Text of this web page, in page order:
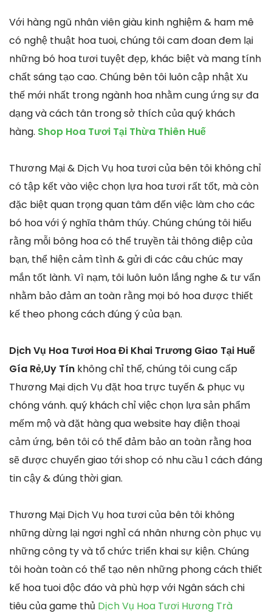
Với hàng ngũ nhân viên giàu kinh nghiệm & ham mê
có nghệ thuật hoa tuoi, chúng tôi cam đoan đem lại
những bó hoa tươi tuyệt đẹp, khác biệt và mang tính
chất sáng tạo cao. Chúng bên tôi luôn cập nhật Xu
thế mới nhất trong ngành hoa nhằm cung ứng sự đa
dạng và cách tân trong sở thích của quý khách
hàng. Shop Hoa Tươi Tại Thừa Thiên Huế
Thương Mại & Dịch Vụ hoa tươi của bên tôi không chỉ
có tập kết vào việc chọn lựa hoa tươi rất tốt, mà còn
đặc biệt quan trọng quan tâm đến việc làm cho các
bó hoa với ý nghĩa thâm thúy. Chúng chúng tôi hiểu
rằng mỗi bông hoa có thể truyền tải thông điệp của
bạn, thể hiện cảm tình & gửi đi các câu chúc may
mắn tốt lành. Vì nạm, tôi luôn luôn lắng nghe & tư vấn
nhằm bảo đảm an toàn rằng mọi bó hoa được thiết
kế theo phong cách đúng ý của bạn.
Dịch Vụ Hoa Tươi Hoa Đi Khai Trương Giao Tại Huế
Gía Rẻ,Uy Tín không chỉ thế, chúng tôi cung cấp
Thương Mại dịch Vụ đặt hoa trực tuyến & phục vụ
chóng vánh. quý khách chỉ việc chọn lựa sản phẩm
mếm mộ và đặt hàng qua website hay điện thoại
cảm ứng, bên tôi có thể đảm bảo an toàn rằng hoa
sẽ được chuyển giao tới shop có nhu cầu 1 cách đáng
tin cậy & đúng thời gian.
Thương Mại Dịch Vụ hoa tươi của bên tôi không
những dừng lại ngơi nghỉ cá nhân nhưng còn phục vụ
những công ty và tổ chức triển khai sự kiện. Chúng
tôi hoàn toàn có thể tạo nên những phong cách thiết
kế hoa tuoi độc đáo và phù hợp với Ngân sách chi
tiêu của game thủ Dịch Vụ Hoa Tươi Hương Trà